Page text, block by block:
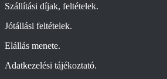
Szállítási díjak, feltételek.
Jótállási feltételek.
Elállás menete.
Adatkezelési tájékoztató.